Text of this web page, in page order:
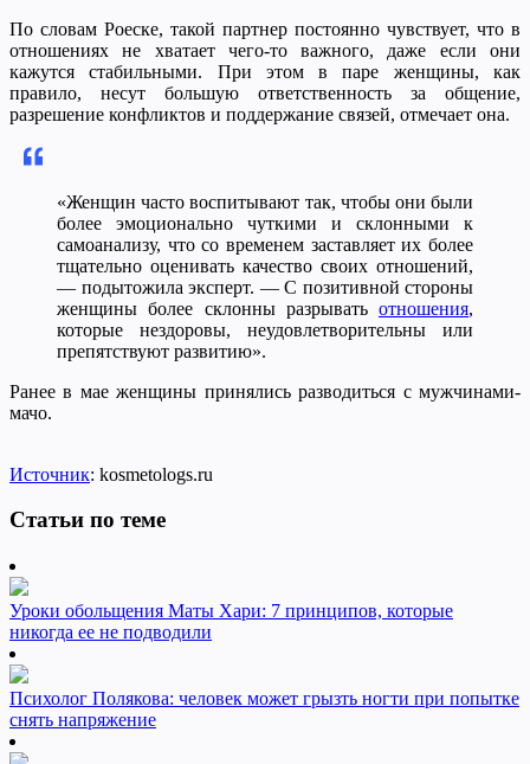
По словам Роеске, такой партнер постоянно чувствует, что в
отношениях не хватает чего-то важного, даже если они
кажутся стабильными. При этом в паре женщины, как
правило, несут большую ответственность за общение,
разрешение конфликтов и поддержание связей, отмечает она.
«Женщин часто воспитывают так, чтобы они были
более эмоционально чуткими и склонными к
самоанализу, что со временем заставляет их более
тщательно оценивать качество своих отношений,
— подытожила эксперт. — С позитивной стороны
женщины более склонны разрывать отношения,
которые нездоровы, неудовлетворительны или
препятствуют развитию».
Ранее в мае женщины принялись разводиться с мужчинами-
мачо.
Источник: kosmetologs.ru
Статьи по теме
Уроки обольщения Маты Хари: 7 принципов, которые
никогда ее не подводили
Психолог Полякова: человек может грызть ногти при попытке
снять напряжение